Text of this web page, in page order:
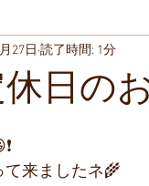
日の
27日 読了時間: 1分
来ましたネ🌾